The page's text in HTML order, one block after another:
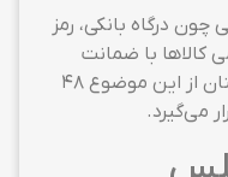
درگاه بانکی، رمز
کالاها با ضمانت
اصالت ارائه می‌شوند؛ و برای اطمینان از این موضوع ۴۸
می‌گیرد.